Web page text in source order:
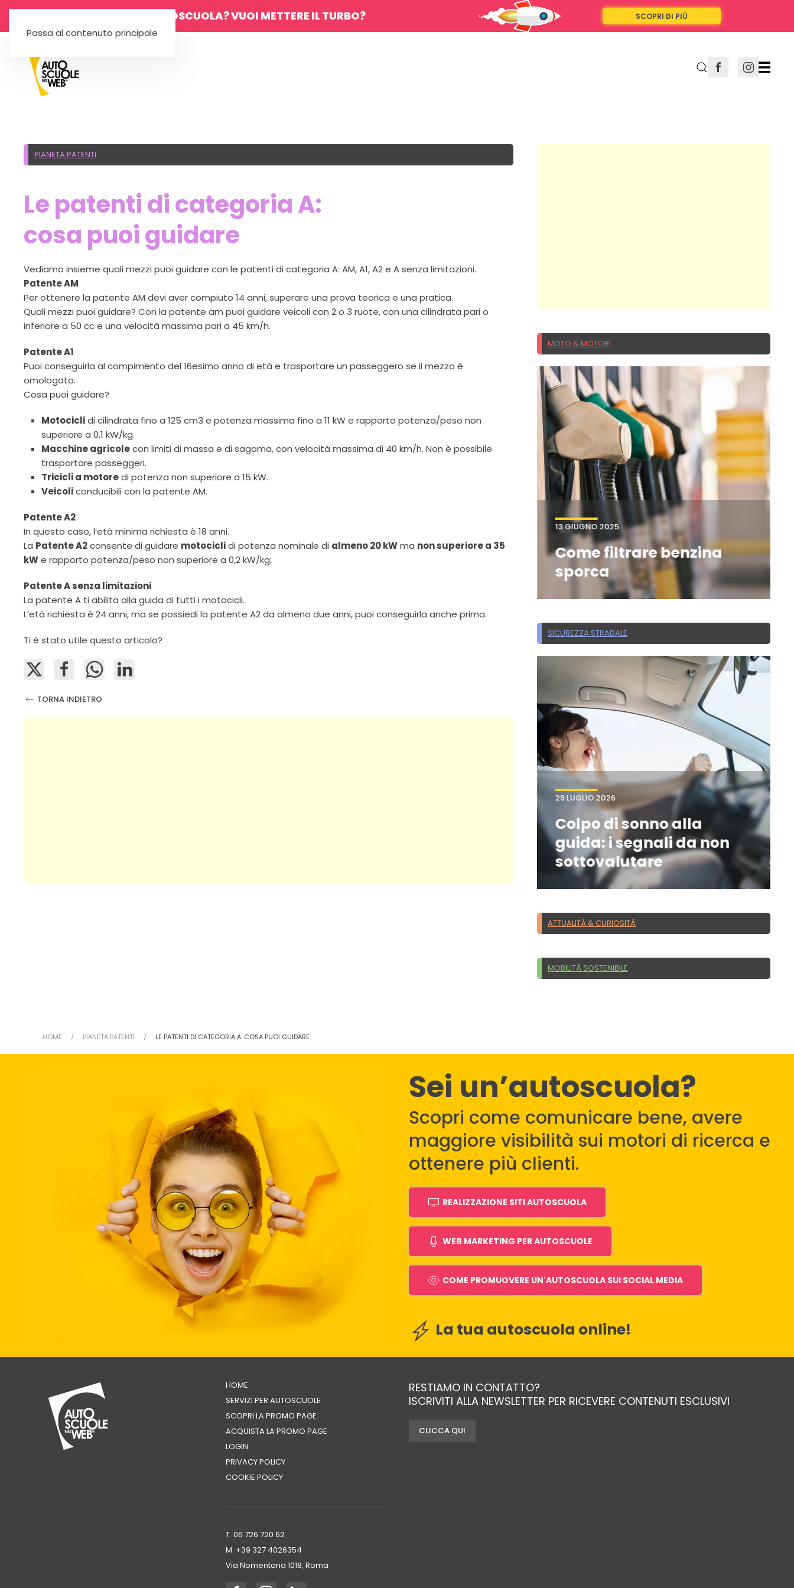
Passa al contenuto principale
SEI UN'AUTOSCUOLA? VUOI METTERE IL TURBO? SCOPRI DI PIÙ
PIANETA PATENTI
Le patenti di categoria A:
cosa puoi guidare
Vediamo insieme quali mezzi puoi guidare con le patenti di categoria A: AM, A1, A2 e A senza limitazioni.
Patente AM
Per ottenere la patente AM devi aver compiuto 14 anni, superare una prova teorica e una pratica.
Quali mezzi puoi guidare? Con la patente am puoi guidare veicoli con 2 o 3 ruote, con una cilindrata pari o
inferiore a 50 cc e una velocità massima pari a 45 km/h.
Patente A1
Puoi conseguirla al compimento del 16esimo anno di età e trasportare un passeggero se il mezzo è
omologato.
Cosa puoi guidare?
Motociclidi cilindrata fino a 125 cm3 e potenza massima fino a 11 kW e rapporto potenza/peso non
superiore a 0,1 kW/kg.
Macchine agricolecon limiti di massa e di sagoma, con velocità massima di 40 km/h. Non è possibile
trasportare passeggeri.
Tricicli a motoredi potenza non superiore a 15 kW.
Veicoliconducibili con la patente AM.
Patente A2
In questo caso, l’età minima richiesta è 18 anni.
La Patente A2consente di guidare motociclidi potenza nominale di almeno 20 kWma non superiore a 35
kWe rapporto potenza/peso non superiore a 0,2 kW/kg;
Patente A senza limitazioni
La patente A ti abilita alla guida di tutti i motocicli.
L’età richiesta è 24 anni, ma se possiedi la patente A2 da almeno due anni, puoi conseguirla anche prima.
Ti è stato utile questo articolo?
TORNA INDIETRO
MOTO & MOTORI
13 GIUGNO 2025
Come filtrare benzina
sporca
SICUREZZA STRADALE
29 LUGLIO 2026
Colpo di sonno alla
guida: i segnali da non
sottovalutare
ATTUALITÀ & CURIOSITÀ
MOBILITÀ SOSTENIBILE
HOME PIANETA PATENTI LE PATENTI DI CATEGORIA A: COSA PUOI GUIDARE
Sei un’autoscuola?
Scopri come comunicare bene, avere
maggiore visibilità sui motori di ricerca e
ottenere più clienti.
REALIZZAZIONE SITI AUTOSCUOLA
WEB MARKETING PER AUTOSCUOLE
COME PROMUOVERE UN'AUTOSCUOLA SUI SOCIAL MEDIA
La tua autoscuola online!
HOME
SERVIZI PER AUTOSCUOLE
SCOPRI LA PROMO PAGE
ACQUISTA LA PROMO PAGE
LOGIN
PRIVACY POLICY
COOKIE POLICY
T. 06 726 720 62
M. +39 ‭327 4026354‬
Via Nomentana 1018, Roma
RESTIAMO IN CONTATTO?
ISCRIVITI ALLA NEWSLETTER PER RICEVERE CONTENUTI ESCLUSIVI
CLICCA QUI